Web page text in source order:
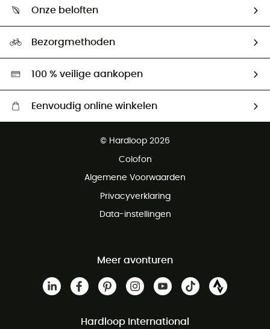
Retourzendingen & Terugbetalingen
Ambassadeurs
Onze beloften
Hardgreen
Bezorgmethoden
100 % veilige aankopen
Eenvoudig online winkelen
Gratis retourneren binnen 100 dagen
© Hardloop 2026
Colofon
Algemene Voorwaarden
Privacyverklaring
Data-instellingen
Meer avonturen
Hardloop International